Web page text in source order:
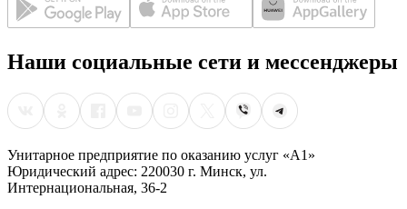
Наши социальные сети и мессенджеры
Унитарное предприятие по оказанию услуг «А1»
Юридический адрес: 220030 г. Минск, ул.
Интернациональная, 36-2